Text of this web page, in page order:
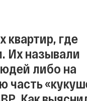
квартир, где
Их называли
либо на
часть